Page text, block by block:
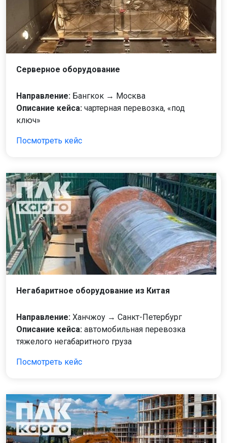
Серверное оборудование
Направление: Бангкок → Москва
Описание кейса: чартерная перевозка, «под
ключ»
Посмотреть кейс
Негабаритное оборудование из Китая
Направление: Ханчжоу → Санкт-Петербург
Описание кейса: автомобильная перевозка
тяжелого негабаритного груза
Посмотреть кейс